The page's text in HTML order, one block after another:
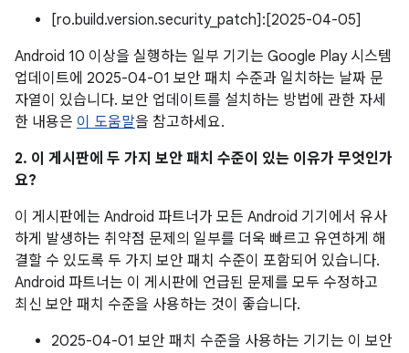
[ro.build.version.security_patch]:[2025-04-05]
Android 10 이상을 실행하는 일부 기기는 Google Play 시스템
업데이트에 2025-04-01 보안 패치 수준과 일치하는 날짜 문
자열이 있습니다. 보안 업데이트를 설치하는 방법에 관한 자세
한 내용은 이 도움말을 참고하세요.
2. 이 게시판에 두 가지 보안 패치 수준이 있는 이유가 무엇인가
요?
이 게시판에는 Android 파트너가 모든 Android 기기에서 유사
하게 발생하는 취약점 문제의 일부를 더욱 빠르고 유연하게 해
결할 수 있도록 두 가지 보안 패치 수준이 포함되어 있습니다.
Android 파트너는 이 게시판에 언급된 문제를 모두 수정하고
최신 보안 패치 수준을 사용하는 것이 좋습니다.
2025-04-01 보안 패치 수준을 사용하는 기기는 이 보안